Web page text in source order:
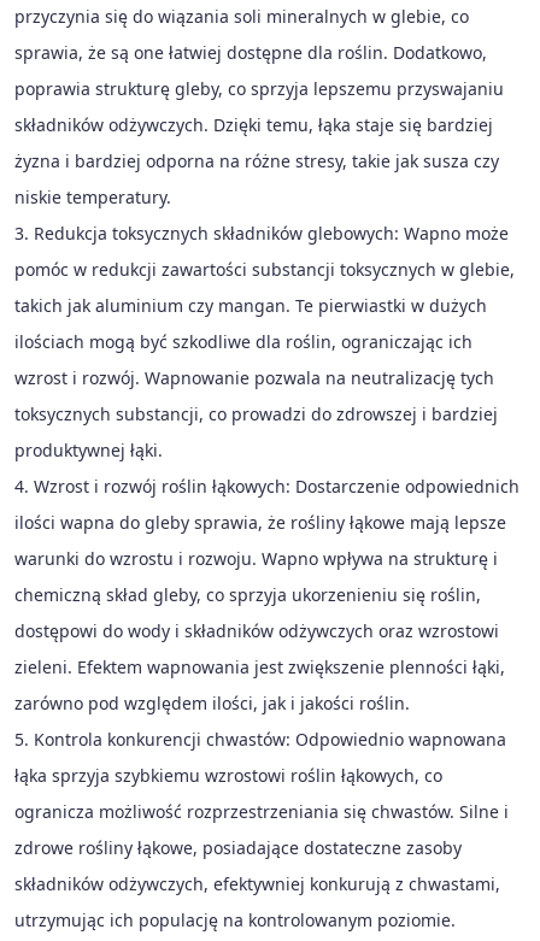
przyczynia się do wiązania soli mineralnych w glebie, co
sprawia, że są one łatwiej dostępne dla roślin. Dodatkowo,
poprawia strukturę gleby, co sprzyja lepszemu przyswajaniu
składników odżywczych. Dzięki temu, łąka staje się bardziej
żyzna i bardziej odporna na różne stresy, takie jak susza czy
niskie temperatury.
3. Redukcja toksycznych składników glebowych: Wapno może
pomóc w redukcji zawartości substancji toksycznych w glebie,
takich jak aluminium czy mangan. Te pierwiastki w dużych
ilościach mogą być szkodliwe dla roślin, ograniczając ich
wzrost i rozwój. Wapnowanie pozwala na neutralizację tych
toksycznych substancji, co prowadzi do zdrowszej i bardziej
produktywnej łąki.
4. Wzrost i rozwój roślin łąkowych: Dostarczenie odpowiednich
ilości wapna do gleby sprawia, że rośliny łąkowe mają lepsze
warunki do wzrostu i rozwoju. Wapno wpływa na strukturę i
chemiczną skład gleby, co sprzyja ukorzenieniu się roślin,
dostępowi do wody i składników odżywczych oraz wzrostowi
zieleni. Efektem wapnowania jest zwiększenie plenności łąki,
zarówno pod względem ilości, jak i jakości roślin.
5. Kontrola konkurencji chwastów: Odpowiednio wapnowana
łąka sprzyja szybkiemu wzrostowi roślin łąkowych, co
ogranicza możliwość rozprzestrzeniania się chwastów. Silne i
zdrowe rośliny łąkowe, posiadające dostateczne zasoby
składników odżywczych, efektywniej konkurują z chwastami,
utrzymując ich populację na kontrolowanym poziomie.